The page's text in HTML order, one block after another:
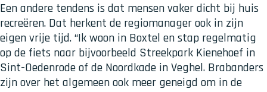
Een andere tendens is dat mensen vaker dicht bij huis
recreëren. Dat herkent de regiomanager ook in zijn
eigen vrije tijd. “Ik woon in Boxtel en stap regelmatig
op de fiets naar bijvoorbeeld Streekpark Kienehoef in
Sint-Oedenrode of de Noordkade in Veghel. Brabanders
zijn over het algemeen ook meer geneigd om in de